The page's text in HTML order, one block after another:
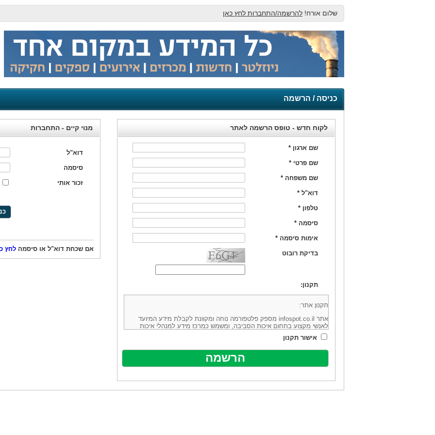
שלום אורח! להרשמה/התחברות לחץ כאן
כניסה / הרשמה
מנוי קיים - התחברות
דוא"ל
סיסמה
זכור אותי
אם שכחת דוא"ל או סיסמה לחץ
לקוח חדש - טופס הרשמה לאתר
שם ארגון *
שם פרטי *
שם משפחה *
דוא"ל *
טלפון *
סיסמה *
אימות סיסמה *
בדיקת רובוט
תקנון:
תקנון אתר:
אתר infospot.co.il מספק פלטפורמה נוחה ומקוונת לקבלת מידע המיועד
לאנשי מקצוע בתחום איכות הסביבה, ומשמש כמרכז מידע למנהלי איכות
סביבה (להלן: "המידע"). האתר בבעלותה ובניהולה של חברת יזמות וידע
מיקוד 6113102 ובדוא"ל: office@infospot.co.il (להלן: "האתר").
האתר אינו מספק את השירותים המפורסמים באתר ע"י ספקים שונים, איננו
מוכר את השירות המוצע באתר ע"י ספקים שונים, איננו מעורב במתן השירות
אלקטרונית של פרסום עבור נותני שירותים אלו. במילים אחרות, האחריות על
ביצוע העסקה בין הגולשים לבין המפרסמים נותני השירות ואיכותה מוטלת על
אישור תקנון